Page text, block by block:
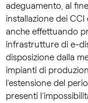
adeguamento, al
installazione dei
anche effettuando
infrastrutture di e-
disposizione dalla
impianti di
l’estensione del
presenti